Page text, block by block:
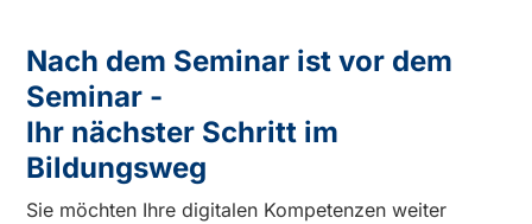
Modul 7: Abschluss
Nach dem Seminar ist vor dem
Seminar -
Ihr nächster Schritt im
Bildungsweg
Sie möchten Ihre digitalen Kompetenzen weiter